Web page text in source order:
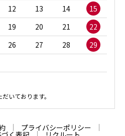
12 13 14
15
19 20 21
22
26 27 28
29
いております。
プライバシーポリシー